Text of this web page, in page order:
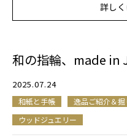
詳し
和の指輪、made in
2025.07.24
和紙と手帳 逸品ご紹介＆
ウッドジュエリー